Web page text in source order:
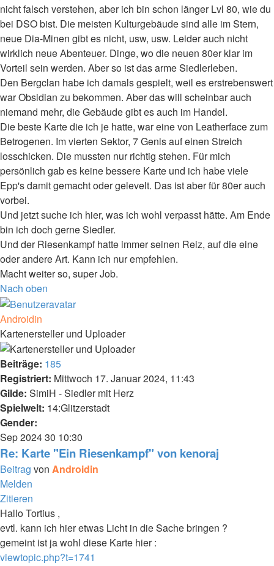
nicht falsch verstehen, aber ich bin schon länger Lvl 80, wie du
bei DSO bist. Die meisten Kulturgebäude sind alle im Stern,
neue Dia-Minen gibt es nicht, usw, usw. Leider auch nicht
wirklich neue Abenteuer. Dinge, wo die neuen 80er klar im
Vorteil sein werden. Aber so ist das arme Siedlerleben.
Den Bergclan habe ich damals gespielt, weil es erstrebenswert
war Obsidian zu bekommen. Aber das will scheinbar auch
niemand mehr, die Gebäude gibt es auch im Handel.
Die beste Karte die ich je hatte, war eine von Leatherface zum
Betrogenen. Im vierten Sektor, 7 Genis auf einen Streich
losschicken. Die mussten nur richtig stehen. Für mich
persönlich gab es keine bessere Karte und ich habe viele
Epp's damit gemacht oder gelevelt. Das ist aber für 80er auch
vorbei.
Und jetzt suche ich hier, was ich wohl verpasst hätte. Am Ende
bin ich doch gerne Siedler.
Und der Riesenkampf hatte immer seinen Reiz, auf die eine
oder andere Art. Kann ich nur empfehlen.
Macht weiter so, super Job.
Nach oben
Androidin
Kartenersteller und Uploader
Beiträge: 185
Registriert: Mittwoch 17. Januar 2024, 11:43
Gilde: SimiH - Siedler mit Herz
Spielwelt: 14:Glitzerstadt
Gender:
Sep 202430 10:30
Re: Karte "Ein Riesenkampf" von kenoraj
Beitrag von Androidin
Melden
Zitieren
Hallo Tortius ,
evtl. kann ich hier etwas Licht in die Sache bringen ?
gemeint ist ja wohl diese Karte hier :
viewtopic.php?t=1741